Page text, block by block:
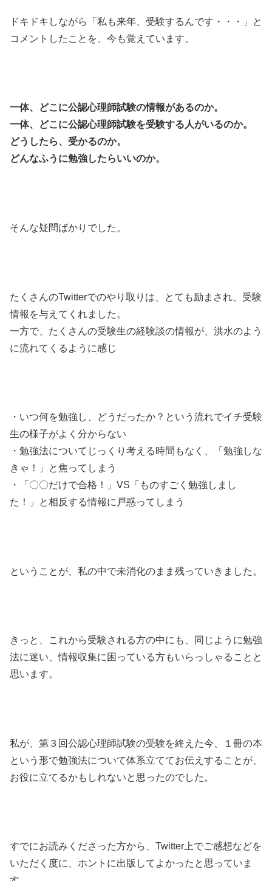
ドキドキしながら「私も来年、受験するんです・・・」と
コメントしたことを、今も覚えています。
一体、どこに公認心理師試験の情報があるのか。
一体、どこに公認心理師試験を受験する人がいるのか。
どうしたら、受かるのか。
どんなふうに勉強したらいいのか。
そんな疑問ばかりでした。
たくさんのTwitterでのやり取りは、とても励まされ、受験
情報を与えてくれました。
一方で、たくさんの受験生の経験談の情報が、洪水のよう
に流れてくるように感じ
・いつ何を勉強し、どうだったか？という流れでイチ受験
生の様子がよく分からない
・勉強法についてじっくり考える時間もなく、「勉強しな
きゃ！」と焦ってしまう
・「〇〇だけで合格！」VS「ものすごく勉強しまし
た！」と相反する情報に戸惑ってしまう
ということが、私の中で未消化のまま残っていきました。
きっと、これから受験される方の中にも、同じように勉強
法に迷い、情報収集に困っている方もいらっしゃることと
思います。
私が、第３回公認心理師試験の受験を終えた今、１冊の本
という形で勉強法について体系立ててお伝えすることが、
お役に立てるかもしれないと思ったのでした。
すでにお読みくださった方から、Twitter上でご感想などを
いただく度に、ホントに出版してよかったと思っていま